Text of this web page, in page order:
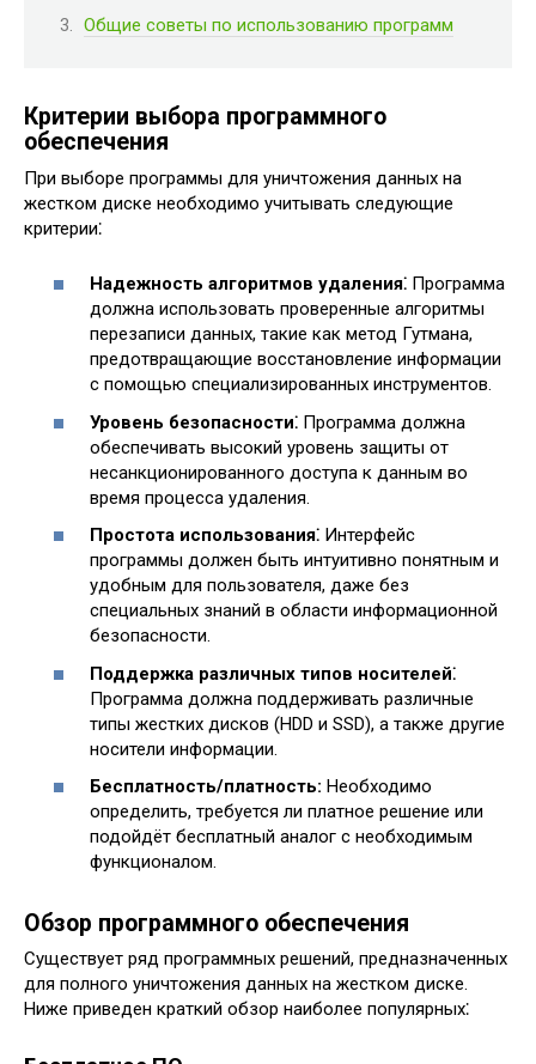
Общие советы по использованию программ
Критерии выбора программного
обеспечения
При выборе программы для уничтожения данных на
жестком диске необходимо учитывать следующие
критерии⁚
Надежность алгоритмов удаления⁚ Программа
должна использовать проверенные алгоритмы
перезаписи данных, такие как метод Гутмана,
предотвращающие восстановление информации
с помощью специализированных инструментов.
Уровень безопасности⁚ Программа должна
обеспечивать высокий уровень защиты от
несанкционированного доступа к данным во
время процесса удаления.
Простота использования⁚ Интерфейс
программы должен быть интуитивно понятным и
удобным для пользователя, даже без
специальных знаний в области информационной
безопасности.
Поддержка различных типов носителей⁚
Программа должна поддерживать различные
типы жестких дисков (HDD и SSD), а также другие
носители информации.
Бесплатность/платность: Необходимо
определить, требуется ли платное решение или
подойдёт бесплатный аналог с необходимым
функционалом.
Обзор программного обеспечения
Существует ряд программных решений, предназначенных
для полного уничтожения данных на жестком диске.
Ниже приведен краткий обзор наиболее популярных⁚